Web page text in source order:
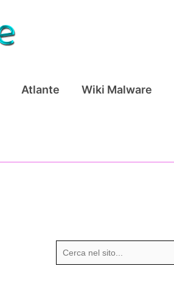
Atlante Wiki Malware